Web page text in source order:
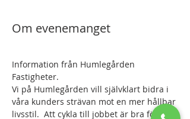
Om evenemanget
Information från Humlegården
Fastigheter.
Vi på Humlegården vill självklart bidra i
våra kunders strävan mot en mer hållbar
livsstil.  Att cykla till jobbet är bra för